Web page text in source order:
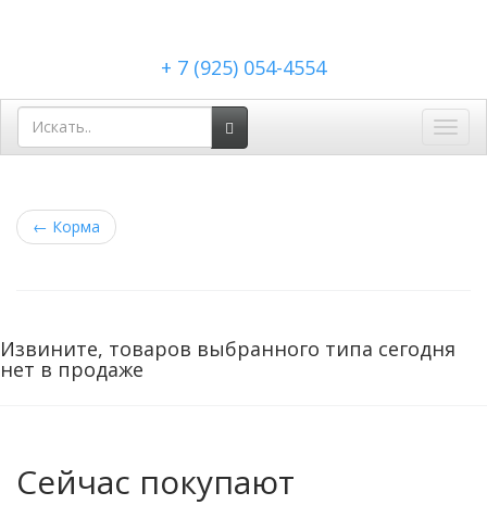
+ 7 (925) 054-4554
← Корма
Извините, товаров выбранного типа сегодня
нет в продаже
Сейчас покупают